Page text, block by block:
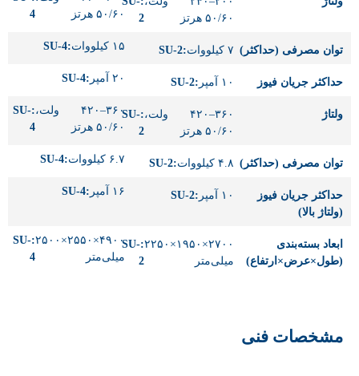
۵۰/۶۰ هرتز
2
۵۰/۶۰ هرتز
4
توان مصرفی (حداکثر) ۷ کیلووات :SU-2 ۱۵ کیلووات :SU-4
حداکثر جریان فیوز ۱۰ آمپر :SU-2 ۲۰ آمپر :SU-4
ولتاژ
۳۶۰–۴۲۰ ولت،
۵۰/۶۰ هرتز
:SU-
2
۳۶۰–۴۲۰ ولت،
۵۰/۶۰ هرتز
:SU-
4
توان مصرفی (حداکثر) ۴.۸ کیلووات :SU-2 ۶.۷ کیلووات :SU-4
حداکثر جریان فیوز
(ولتاژ بالا)
۱۰ آمپر :SU-2 ۱۶ آمپر :SU-4
ابعاد بسته‌بندی
(طول×عرض×ارتفاع)
۲۷۰۰×۱۹۵۰×۲۲۵۰
میلی‌متر
:SU-
2
۴۹۰۰×۲۵۵۰×۲۵۰۰
میلی‌متر
:SU-
4
مشخصات فنی